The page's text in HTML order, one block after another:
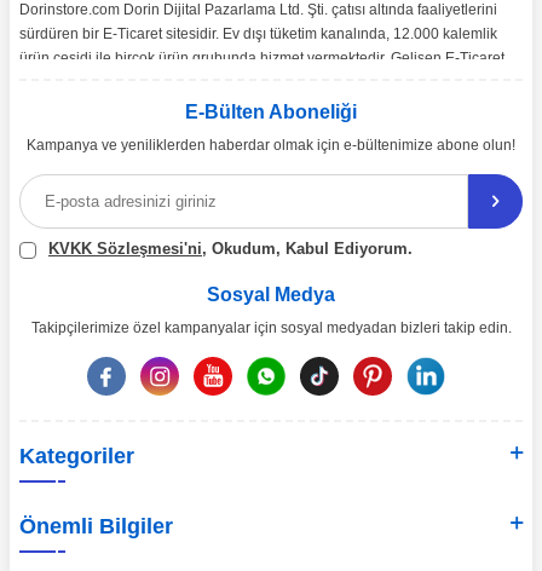
Dorinstore.com Dorin Dijital Pazarlama Ltd. Şti. çatısı altında faaliyetlerini
sürdüren bir E-Ticaret sitesidir. Ev dışı tüketim kanalında, 12.000 kalemlik
ürün çeşidi ile birçok ürün grubunda hizmet vermektedir. Gelişen E-Ticaret
toptan ve perakende satışımız gerçekleşmektedir.
Ürün çeşitliliğinin ve çözüm önerilerinin yanı sıra, ekonomik katma değer
sağlamayı misyon edinen dorinstore.com E-Ticaret sitemiz üzerinden,
uzman arkadaşlarımız eşliğinde 7/24 bizlere ulaşabilirsiniz.
E-Bülten Aboneliği
Kampanya ve yeniliklerden haberdar olmak için e-bültenimize abone olun!
KVKK Sözleşmesi'ni, Okudum, Kabul Ediyorum.
Sosyal Medya
Takipçilerimize özel kampanyalar için sosyal medyadan bizleri takip edin.
Kategoriler
Önemli Bilgiler